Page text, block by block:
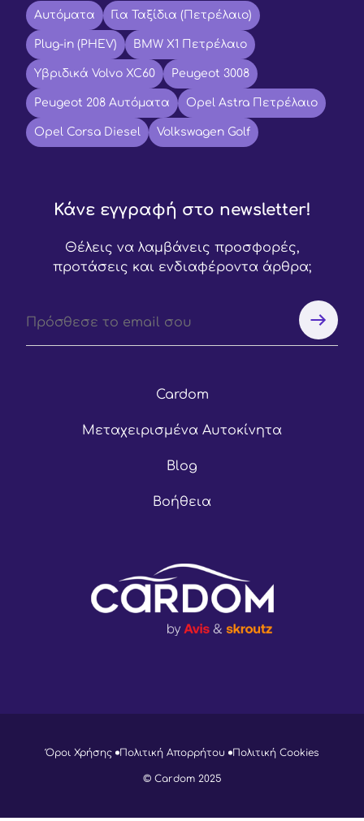
Αυτόματα Για Ταξίδια (Πετρέλαιο)
Plug-in (PHEV) BMW X1 Πετρέλαιο
Υβριδικά Volvo XC60 Peugeot 3008
Peugeot 208 Αυτόματα Opel Astra Πετρέλαιο
Opel Corsa Diesel Volkswagen Golf
Κάνε εγγραφή στο newsletter!
Θέλεις να λαμβάνεις προσφορές,
προτάσεις και ενδιαφέροντα άρθρα;
Cardom
Μεταχειρισμένα Αυτοκίνητα
Blog
Βοήθεια
Όροι Χρήσης Πολιτική Απορρήτου Πολιτική Cookies
© Cardom 2025